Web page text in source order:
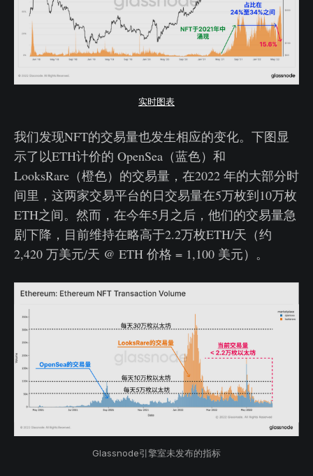
实时图表
我们发现NFT的交易量也发生相应的变化。下图显
示了以ETH计价的 OpenSea（蓝色）和
LooksRare（橙色）的交易量，在2022 年的大部分时
间里，这两家交易平台的日交易量在5万枚到10万枚
ETH之间。然而，在今年5月之后，他们的交易量急
剧下降，目前维持在略高于2.2万枚ETH/天（约
2,420 万美元/天 @ ETH 价格 = 1,100 美元）。
Glassnode引擎室未发布的指标